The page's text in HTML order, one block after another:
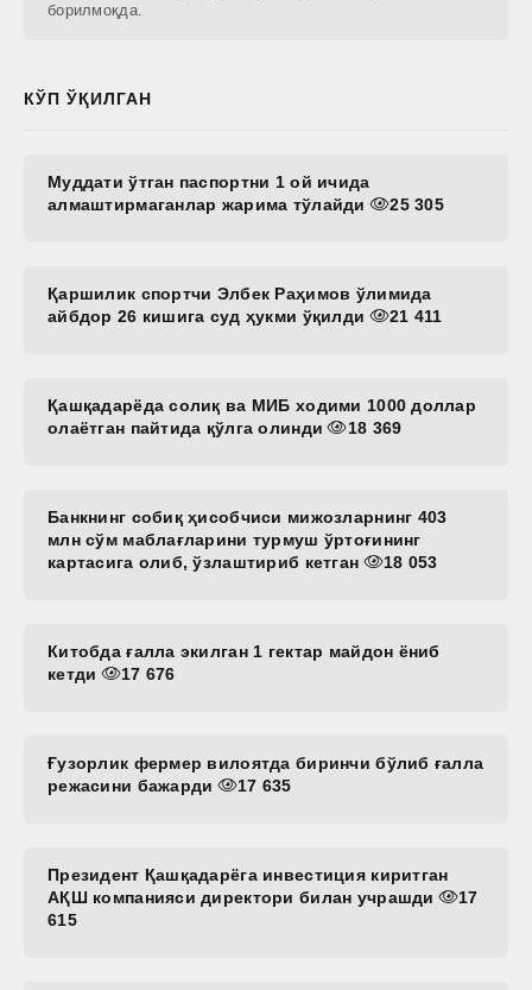
борилмоқда.
КЎП ЎҚИЛГАН
Муддати ўтган паспортни 1 ой ичида
алмаштирмаганлар жарима тўлайди
25 305
Қаршилик спортчи Элбек Раҳимов ўлимида
айбдор 26 кишига суд ҳукми ўқилди
21 411
Қашқадарёда солиқ ва МИБ ходими 1000 доллар
олаётган пайтида қўлга олинди
18 369
Банкнинг собиқ ҳисобчиси мижозларнинг 403
млн сўм маблағларини турмуш ўртоғининг
картасига олиб, ўзлаштириб кетган
18 053
Китобда ғалла экилган 1 гектар майдон ёниб
кетди
17 676
Ғузорлик фермер вилоятда биринчи бўлиб ғалла
режасини бажарди
17 635
Президент Қашқадарёга инвестиция киритган
АҚШ компанияси директори билан учрашди
17
615